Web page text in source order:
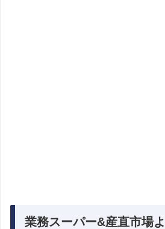
業務スーパー&産直市場